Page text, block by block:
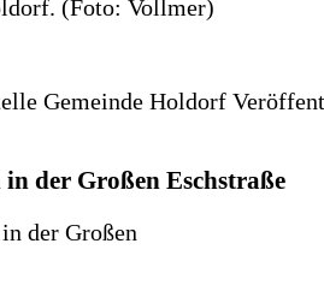
(Foto: Vollmer)
Gemeinde Holdorf
der Großen Eschstraße